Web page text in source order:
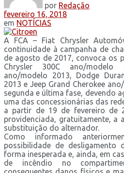
por Redação
fevereiro 16, 2018
em NOTÍCIAS
A FCA – Fiat Chrysler
continuidade à campanha de
de agosto de 2017, convoca os
Chrysler 300C ano/modelo
ano/modelo 2013, Dodge
2013 e Jeep Grand Cherokee
segunda e última fase, devendo
uma das concessionárias das
a partir de 19 de fevereiro de
providenciada, gratuitamente, a
substituição do alternador.
Como informado
possibilidade de
forma inesperada e, ainda, em
de incêndio no